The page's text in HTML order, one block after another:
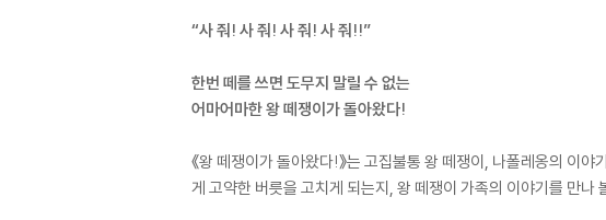
“사 줘! 사 줘! 사 줘! 사 줘!!”
한번 떼를 쓰면 도무지 말릴 수 없는
어마어마한 왕 떼쟁이가 돌아왔다!
《왕 떼쟁이가 돌아왔다!》는 고집불통 왕 떼쟁이, 나폴레옹의 이
게 고약한 버릇을 고치게 되는지, 왕 떼쟁이 가족의 이야기를 만나